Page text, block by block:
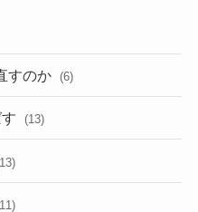
すのか (6)
(13)